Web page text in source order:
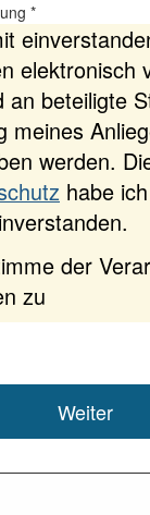
*
elektronisch
an beteiligte
meines
werden.
habe
der
zu
Weiter